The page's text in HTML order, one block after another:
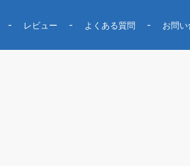
レビュー よくある質問 お問